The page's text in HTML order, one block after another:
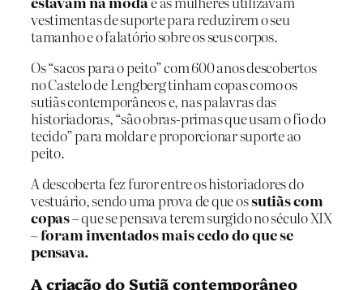
vestimentas de suporte para reduzirem o seu
tamanho e o falatório sobre os seus corpos.
Os “sacos para o peito” com 600 anos descobertos
no Castelo de Lengberg tinham copas como os
sutiãs contemporâneos e, nas palavras das
historiadoras, “são obras-primas que usam o fio do
tecido” para moldar e proporcionar suporte ao
peito.
A descoberta fez furor entre os historiadores do
vestuário, sendo uma prova de que ossutiãs com
copas– que se pensava terem surgido no século XIX
–foram inventados mais cedo do que se
pensava.
A criação do Sutiã contemporâneo